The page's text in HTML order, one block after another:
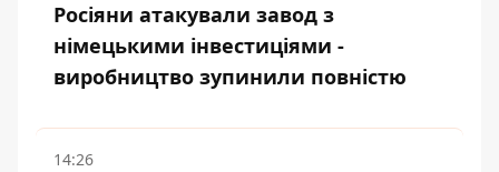
Росіяни атакували завод з
німецькими інвестиціями -
виробництво зупинили повністю
14:26